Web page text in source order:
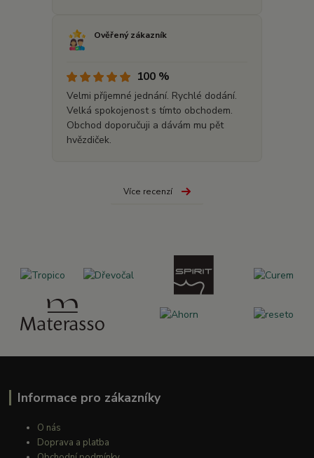
Ověřený zákazník
100 %
Velmi příjemné jednání. Rychlé dodání.
Velká spokojenost s tímto obchodem.
Obchod doporučuji a dávám mu pět
hvězdiček.
Více recenzí
Informace pro zákazníky
O nás
Doprava a platba